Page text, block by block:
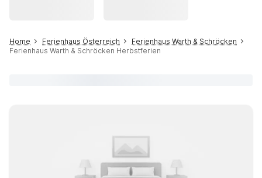
Home Ferienhaus Österreich
Ferienhaus Warth & Schröcken
Ferienhaus Warth & Schröcken Herbstferien